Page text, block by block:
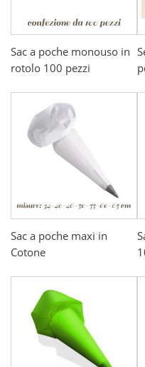
Sac a poche monouso in
rotolo 100 pezzi
Sac a poche maxi in
Cotone